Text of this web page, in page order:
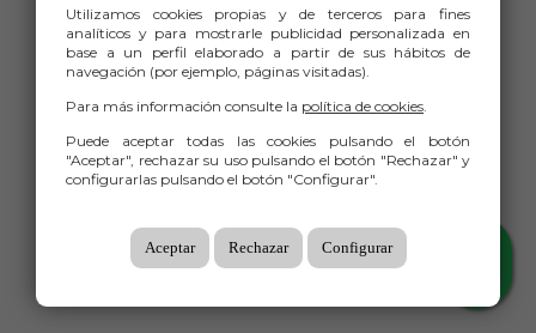
Utilizamos cookies propias y de terceros para fines
analíticos y para mostrarle publicidad personalizada en
base a un perfil elaborado a partir de sus hábitos de
navegación (por ejemplo, páginas visitadas).
Para más información consulte la política de cookies.
Puede aceptar todas las cookies pulsando el botón
"Aceptar", rechazar su uso pulsando el botón "Rechazar" y
configurarlas pulsando el botón "Configurar".
Aceptar Rechazar Configurar